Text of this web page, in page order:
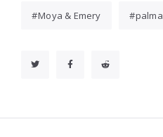
Moya & Emery palma